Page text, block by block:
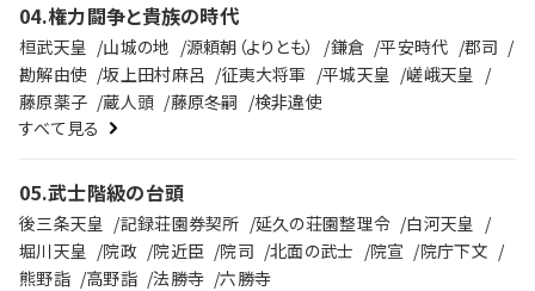
04.権力闘争と貴族の時代
桓武天皇 山城の地 源頼朝（よりとも） 鎌倉 平安時代
郡司
勘解由使
坂上田村麻呂 征夷大将軍 平城天皇
嵯峨天皇
藤原薬子
蔵人頭 藤原冬嗣
検非違使
すべて見る
05.武士階級の台頭
後三条天皇 記録荘園券契所 延久の荘園整理令
白河天皇
堀川天皇
院政 院近臣 院司 北面の武士 院宣
院庁下文
熊野詣
高野詣 法勝寺
六勝寺